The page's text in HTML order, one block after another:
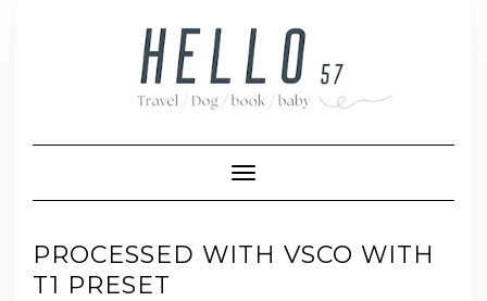
Toggle Navigation
PROCESSED WITH VSCO WITH
T1 PRESET